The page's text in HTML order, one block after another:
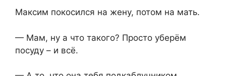
Максим покосился на жену, потом на мать.
— Мам, ну а что такого? Просто уберём
посуду – и всё.